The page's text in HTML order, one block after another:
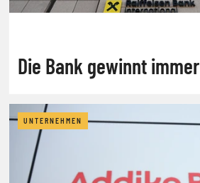
Die Bank gewinnt immer
UNTERNEHMEN